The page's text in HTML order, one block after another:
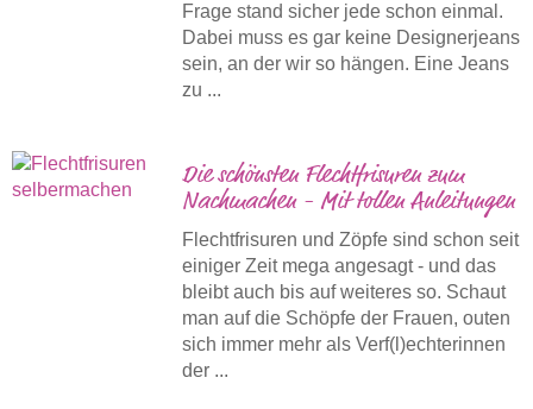
Frage stand sicher jede schon einmal.
Dabei muss es gar keine Designerjeans
sein, an der wir so hängen. Eine Jeans
zu ...
Die schönsten Flechtfrisuren zum
Nachmachen - Mit tollen Anleitungen
Flechtfrisuren und Zöpfe sind schon seit
einiger Zeit mega angesagt - und das
bleibt auch bis auf weiteres so. Schaut
man auf die Schöpfe der Frauen, outen
sich immer mehr als Verf(l)echterinnen
der ...